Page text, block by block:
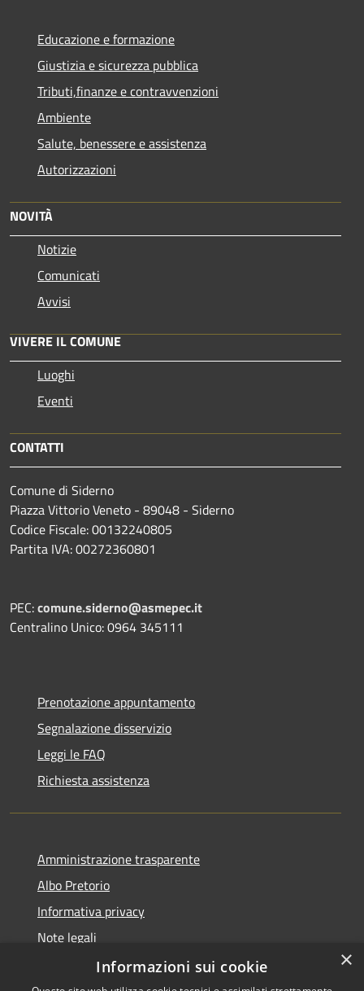
Educazione e formazione
Giustizia e sicurezza pubblica
Tributi,finanze e contravvenzioni
Ambiente
Salute, benessere e assistenza
Autorizzazioni
NOVITÀ
Notizie
Comunicati
Avvisi
VIVERE IL COMUNE
Luoghi
Eventi
CONTATTI
Comune di Siderno
Piazza Vittorio Veneto - 89048 - Siderno
Codice Fiscale: 00132240805
Partita IVA: 00272360801
PEC:comune.siderno@asmepec.it
Centralino Unico: 0964 345111
Prenotazione appuntamento
Segnalazione disservizio
Leggi le FAQ
Richiesta assistenza
Amministrazione trasparente
Albo Pretorio
Informativa privacy
Note legali
Dichiarazione di accessibilità
×
Informazioni sui cookie